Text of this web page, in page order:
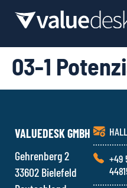
03-1
VALUEDESK GMBH
Gehrenberg 2
33602 Bielefeld
+49